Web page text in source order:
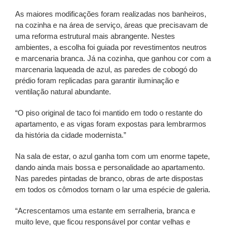
As maiores modificações foram realizadas nos banheiros,
na cozinha e na área de serviço, áreas que precisavam de
uma reforma estrutural mais abrangente. Nestes
ambientes, a escolha foi guiada por revestimentos neutros
e marcenaria branca. Já na cozinha, que ganhou cor com a
marcenaria laqueada de azul, as paredes de cobogó do
prédio foram replicadas para garantir iluminação e
ventilação natural abundante.
“O piso original de taco foi mantido em todo o restante do
apartamento, e as vigas foram expostas para lembrarmos
da história da cidade modernista.”
Na sala de estar, o azul ganha tom com um enorme tapete,
dando ainda mais bossa e personalidade ao apartamento.
Nas paredes pintadas de branco, obras de arte dispostas
em todos os cômodos tornam o lar uma espécie de galeria.
“Acrescentamos uma estante em serralheria, branca e
muito leve, que ficou responsável por contar velhas e